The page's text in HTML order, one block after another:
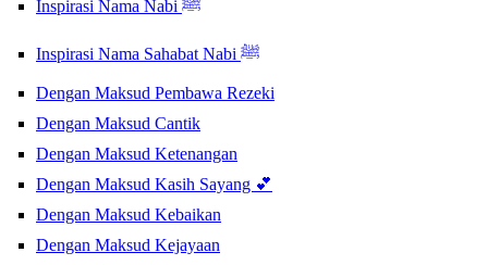
Inspirasi Nama Nabi ﷺ
Inspirasi Nama Sahabat Nabi ﷺ
Dengan Maksud Pembawa Rezeki
Dengan Maksud Cantik
Dengan Maksud Ketenangan
Dengan Maksud Kasih Sayang 💕
Dengan Maksud Kebaikan
Dengan Maksud Kejayaan